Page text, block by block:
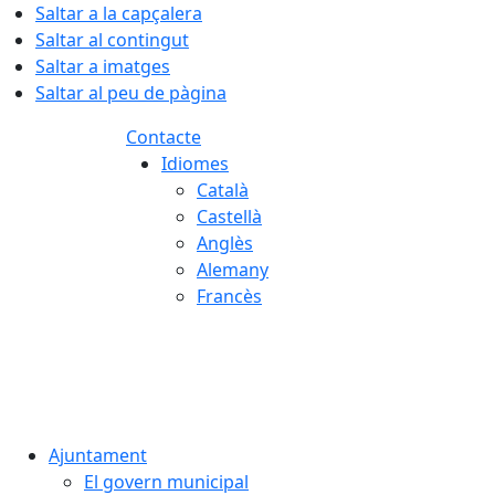
Saltar a la capçalera
Saltar al contingut
Saltar a imatges
Saltar al peu de pàgina
Contacte
Idiomes
Català
Castellà
Anglès
Alemany
Francès
Ajuntament
El govern municipal